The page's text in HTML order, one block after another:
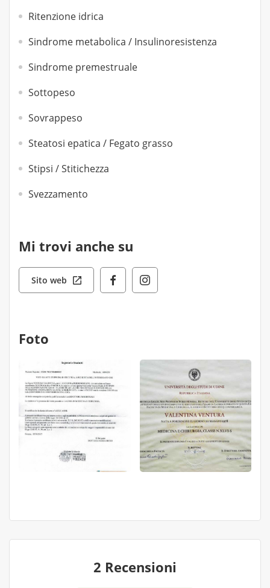
Ritenzione idrica
Sindrome metabolica / Insulinoresistenza
Sindrome premestruale
Sottopeso
Sovrappeso
Steatosi epatica / Fegato grasso
Stipsi / Stitichezza
Svezzamento
Mi trovi anche su
Sito web
Foto
2 Recensioni